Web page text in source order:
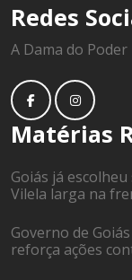
Redes
A Dama do Poder
Matérias
Goiás já
Vilela larga na
Governo de
reforça ações